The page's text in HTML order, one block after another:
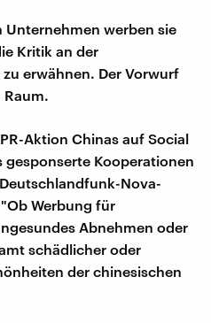
werben sie
Kritik an der
erwähnen. Der Vorwurf
Aktion Chinas auf Social
gesponserte Kooperationen
Nova-
Werbung für
Abnehmen oder
schädlicher oder
der chinesischen